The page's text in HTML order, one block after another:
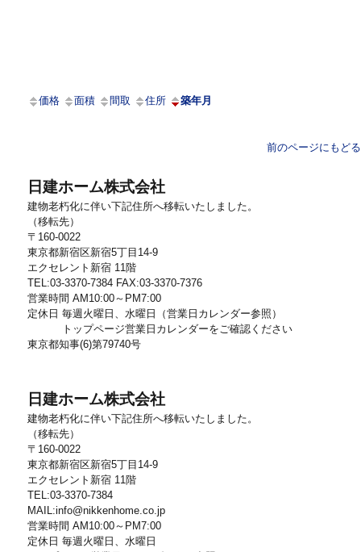
価格 面積 間取 住所 築年月
前のページにもどる
日建ホーム株式会社
建物老朽化に伴い下記住所へ移転いたしました。
（移転先）
〒160-0022
東京都新宿区新宿5丁目14-9
エクセレント新宿 11階
TEL:03-3370-7384 FAX:03-3370-7376
営業時間 AM10:00～PM7:00
定休日 毎週火曜日、水曜日（営業日カレンダー参照）
トップページ営業日カレンダーをご確認ください
東京都知事(6)第79740号
日建ホーム株式会社
建物老朽化に伴い下記住所へ移転いたしました。
（移転先）
〒160-0022
東京都新宿区新宿5丁目14-9
エクセレント新宿 11階
TEL:03-3370-7384
MAIL:info@nikkenhome.co.jp
営業時間 AM10:00～PM7:00
定休日 毎週火曜日、水曜日